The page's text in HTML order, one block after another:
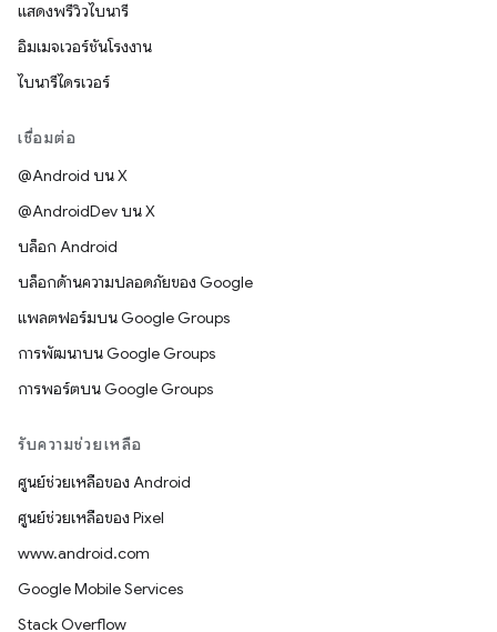
แสดงพรีวิวไบนารี
อิมเมจเวอร์ชันโรงงาน
ไบนารีไดรเวอร์
เชื่อมต่อ
@Android บน X
@AndroidDev บน X
บล็อก Android
บล็อกด้านความปลอดภัยของ Google
แพลตฟอร์มบน Google Groups
การพัฒนาบน Google Groups
การพอร์ตบน Google Groups
รับความช่วยเหลือ
ศูนย์ช่วยเหลือของ Android
ศูนย์ช่วยเหลือของ Pixel
www.android.com
Google Mobile Services
Stack Overflow